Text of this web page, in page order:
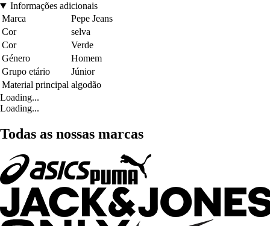
Informações adicionais
Marca
Pepe Jeans
Cor
selva
Cor
Verde
Género
Homem
Grupo etário
Júnior
Material principal algodão
Loading...
Loading...
Todas as nossas marcas